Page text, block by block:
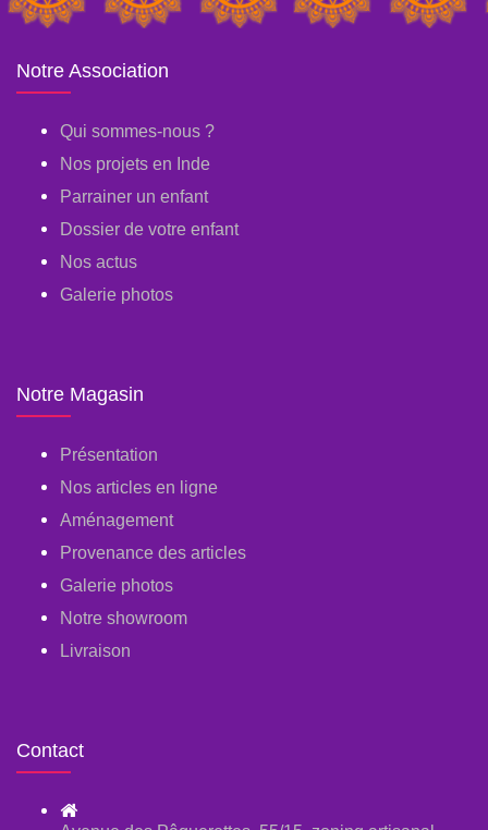
Notre Association
Qui sommes-nous ?
Nos projets en Inde
Parrainer un enfant
Dossier de votre enfant
Nos actus
Galerie photos
Notre Magasin
Présentation
Nos articles en ligne
Aménagement
Provenance des articles
Galerie photos
Notre showroom
Livraison
Contact